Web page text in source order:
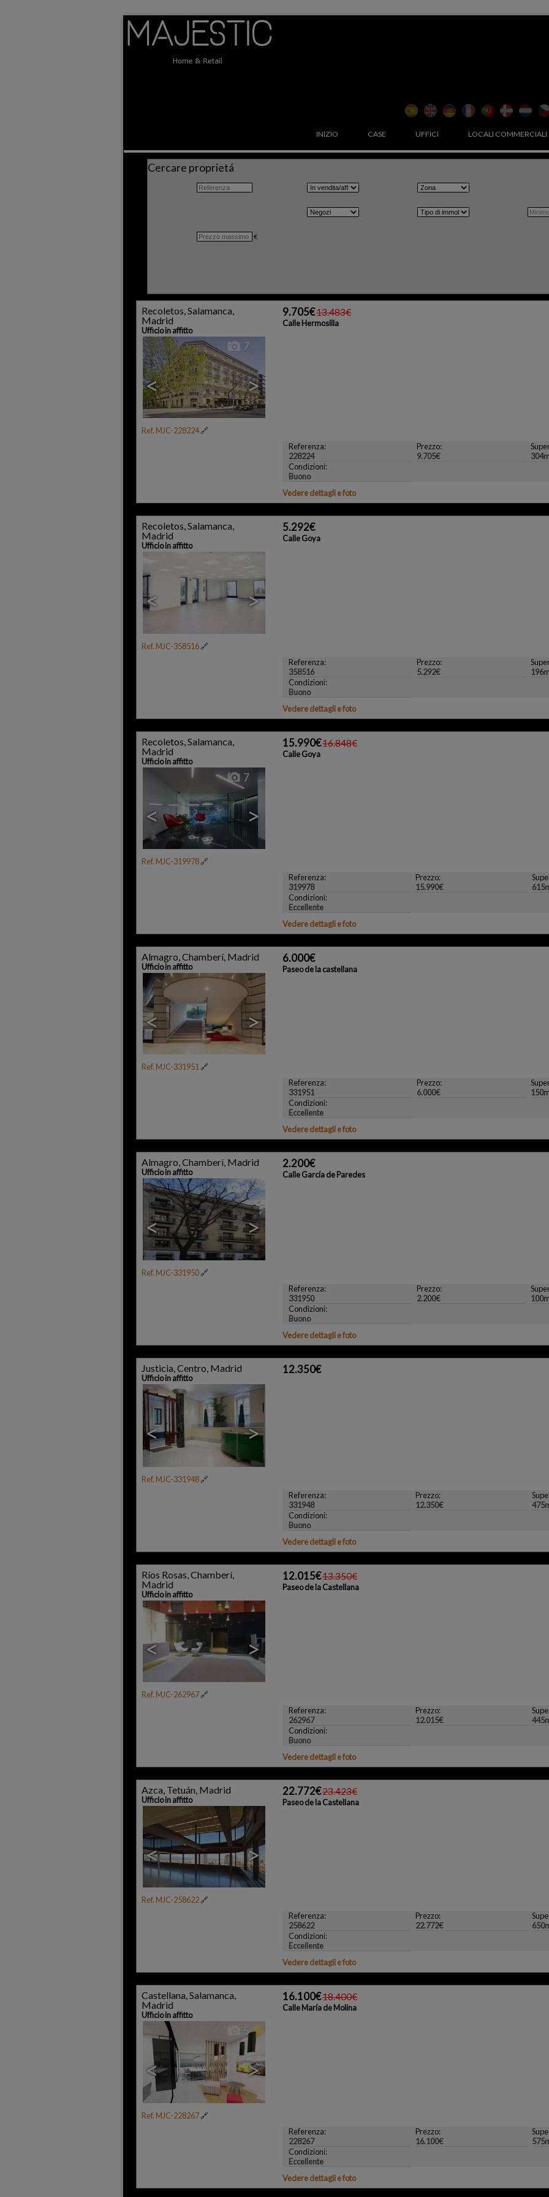
INIZIO CASE UFFICI LOCALI COMMERCIALI
Cercare proprietá
€
Recoletos, Salamanca,
Madrid
Ufficio in affitto
< >
7
Ref. MJC-228224🔗
9.705€13.483€
Calle Hermosilla
Referenza:
228224
Prezzo:
9.705€
Condizioni:
Buono
Vedere dettagli e foto
Recoletos, Salamanca,
Madrid
Ufficio in affitto
< >
8
Ref. MJC-358516🔗
5.292€
Calle Goya
Referenza:
358516
Prezzo:
5.292€
Condizioni:
Buono
Vedere dettagli e foto
Recoletos, Salamanca,
Madrid
Ufficio in affitto
< >
7
Ref. MJC-319978🔗
15.990€16.848€
Calle Goya
Referenza:
319978
Prezzo:
15.990€
Condizioni:
Eccellente
Vedere dettagli e foto
Almagro, Chamberí, Madrid
Ufficio in affitto
< >
Ref. MJC-331951🔗
6.000€
Paseo de la castellana
Referenza:
331951
Prezzo:
6.000€
Condizioni:
Eccellente
Vedere dettagli e foto
Almagro, Chamberí, Madrid
Ufficio in affitto
< >
4
Ref. MJC-331950🔗
2.200€
Calle García de Paredes
Referenza:
331950
Prezzo:
2.200€
Condizioni:
Buono
Vedere dettagli e foto
Justicia, Centro, Madrid
Ufficio in affitto
< >
Ref. MJC-331948🔗
12.350€
Referenza:
331948
Prezzo:
12.350€
Condizioni:
Buono
Vedere dettagli e foto
Ríos Rosas, Chamberí,
Madrid
Ufficio in affitto
< >
Ref. MJC-262967🔗
12.015€13.350€
Paseo de la Castellana
Referenza:
262967
Prezzo:
12.015€
Condizioni:
Buono
Vedere dettagli e foto
Azca, Tetuán, Madrid
Ufficio in affitto
< >
Ref. MJC-258622🔗
22.772€23.423€
Paseo de la Castellana
Referenza:
258622
Prezzo:
22.772€
Condizioni:
Eccellente
Vedere dettagli e foto
Castellana, Salamanca,
Madrid
Ufficio in affitto
< >
5
Ref. MJC-228267🔗
16.100€18.400€
Calle María de Molina
Referenza:
228267
Prezzo:
16.100€
Condizioni:
Eccellente
Vedere dettagli e foto